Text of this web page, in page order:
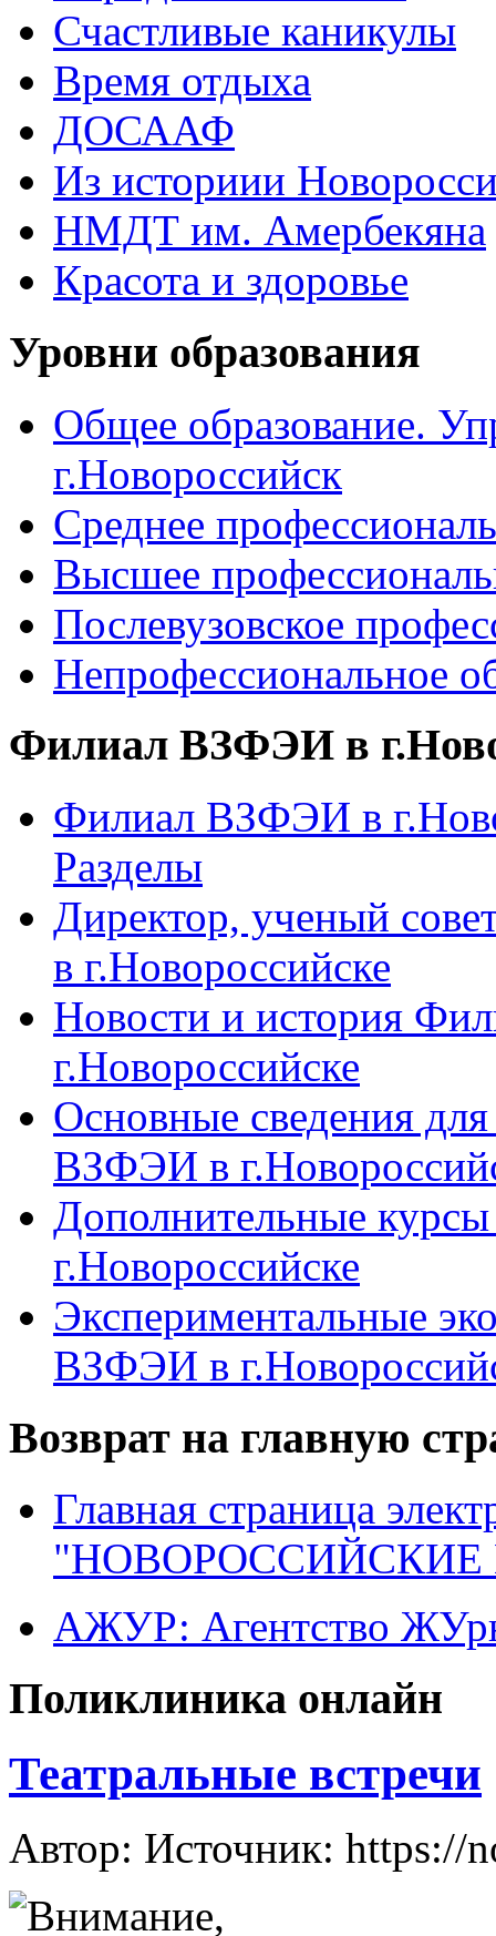
Счастливые каникулы
Время отдыха
ДОСААФ
Из историии
НМДТ им. Амербекяна
Красота и здоровье
Уровни образования
Общее образование.
г.Новороссийск
Среднее
Высшее
Послевузовское
Непрофессиональное
Филиал ВЗФЭИ в
Филиал ВЗФЭИ в
Разделы
Директор, ученый
в г.Новороссийске
Новости и история
г.Новороссийске
Основные сведения
ВЗФЭИ в
Дополнительные
г.Новороссийске
Экспериментальные
ВЗФЭИ в
Возврат на главную
Главная страница
"НОВОРОССИЙСКИЕ
АЖУР: Агентство
Поликлиника онлайн
Театральные встречи
Автор: Источник: https://